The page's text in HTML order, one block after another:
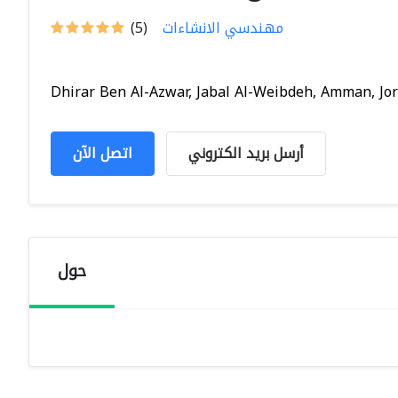
(5) مهندسي الانشاءات
Dhirar Ben Al-Azwar, Jabal Al-Weibdeh, Amman,
اتصل الآن أرسل بريد الكتروني
حول